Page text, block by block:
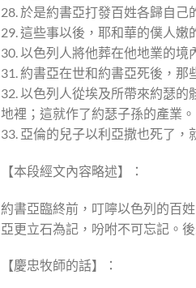
28. 於是約書亞打發百姓各歸自己
29. 這些事以後，耶和華的僕人嫩
30. 以色列人將他葬在他地業的境
31. 約書亞在世和約書亞死後，
32. 以色列人從埃及所帶來約瑟
地裡；這就作了約瑟子孫的產業。
33. 亞倫的兒子以利亞撒也死了，
【本段經文內容略述】：
約書亞臨終前，叮嚀以色列的百
亞更立石為記，吩咐不可忘記。
【慶忠牧師的話】：